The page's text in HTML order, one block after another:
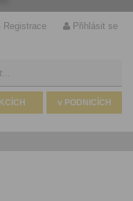
Registrace Přihlásit se